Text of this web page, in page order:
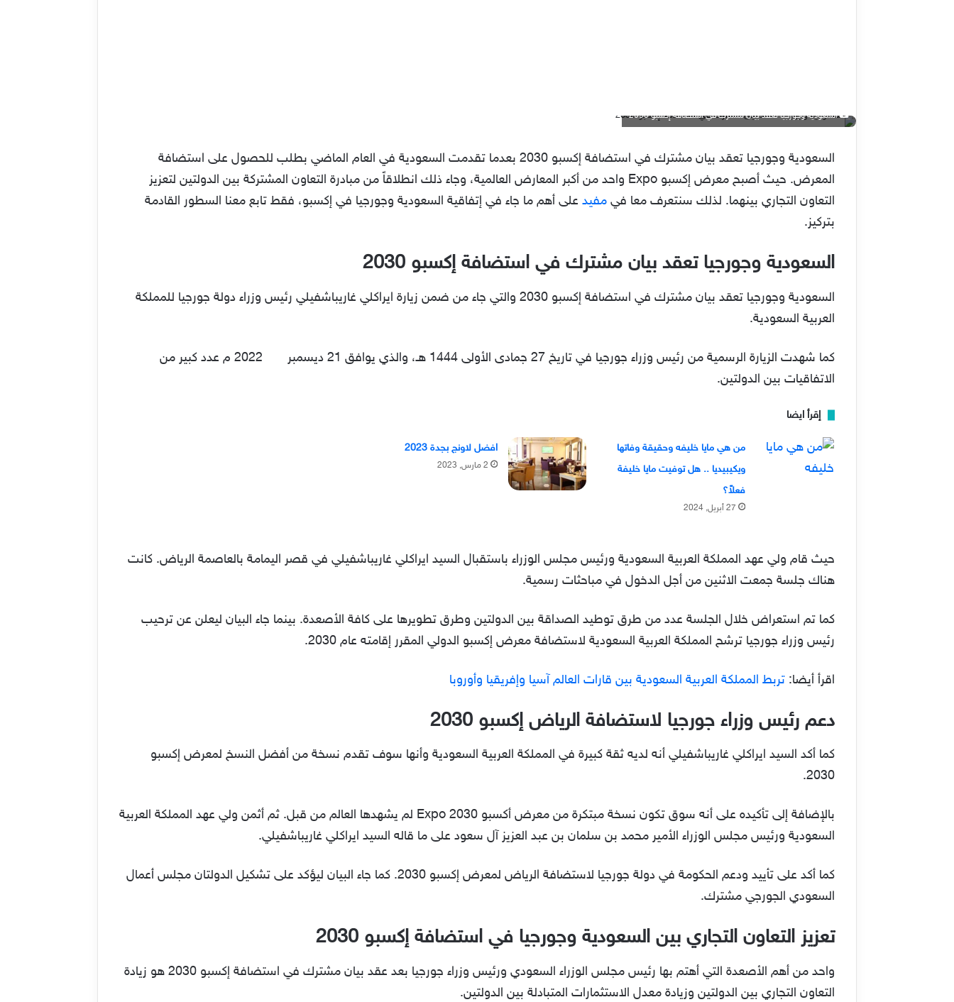
السعودية وجورجيا تعقد بيان مشترك في استضافة إكسبو 2030
السعودية وجورجيا تعقد بيان مشترك في استضافة إكسبو 2030 بعدما تقدمت السعودية في العام الماضي بطلب للحصول على استضافة
المعرض. حيث أصبح معرض إكسبو Expo واحد من أكبر المعارض العالمية، وجاء ذلك انطلاقاً من مبادرة التعاون المشتركة بين الدولتين لتعزيز
التعاون التجاري بينهما. لذلك سنتعرف معا في مفيد على أهم ما جاء في إتفاقية السعودية وجورجيا في إكسبو، فقط تابع معنا السطور القادمة
بتركيز.
السعودية وجورجيا تعقد بيان مشترك في استضافة إكسبو 2030
السعودية وجورجيا تعقد بيان مشترك في استضافة إكسبو 2030 والتي جاء من ضمن زيارة ايراكلي غاريباشفيلي رئيس وزراء دولة جورجيا للمملكة
العربية السعودية.
كما شهدت الزيارة الرسمية من رئيس وزراء جورجيا في تاريخ 27 جمادى الأولى 1444 هـ، والذي يوافق 21 ديسمبر 2022 م عدد كبير من
الاتفاقيات بين الدولتين.
إقرأ ايضا
من هي مايا خليفه وحقيقة وفاتها
ويكيبيديا .. هل توفيت مايا خليفة
فعلاً؟
27 أبريل, 2024
افضل لاونج بجدة 2023
2 مارس, 2023
حيث قام ولي عهد المملكة العربية السعودية ورئيس مجلس الوزراء باستقبال السيد ايراكلي غاريباشفيلي في قصر اليمامة بالعاصمة الرياض. كانت
هناك جلسة جمعت الاثنين من أجل الدخول في مباحثات رسمية.
كما تم استعراض خلال الجلسة عدد من طرق توطيد الصداقة بين الدولتين وطرق تطويرها على كافة الأصعدة. بينما جاء البيان ليعلن عن ترحيب
رئيس وزراء جورجيا ترشح المملكة العربية السعودية لاستضافة معرض إكسبو الدولي المقرر إقامته عام 2030.
اقرأ أيضا: تربط المملكة العربية السعودية بين قارات العالم آسيا وإفريقيا وأوروبا
دعم رئيس وزراء جورجيا لاستضافة الرياض إكسبو 2030
كما أكد السيد ايراكلي غاريباشفيلي أنه لديه ثقة كبيرة في المملكة العربية السعودية وأنها سوف تقدم نسخة من أفضل النسخ لمعرض إكسبو
2030.
بالإضافة إلى تأكيده على أنه سوق تكون نسخة مبتكرة من معرض أكسبو Expo 2030 لم يشهدها العالم من قبل. ثم أثمن ولي عهد المملكة العربية
السعودية ورئيس مجلس الوزراء الأمير محمد بن سلمان بن عبد العزيز آل سعود على ما قاله السيد ايراكلي غاريباشفيلي.
كما أكد على تأييد ودعم الحكومة في دولة جورجيا لاستضافة الرياض لمعرض إكسبو 2030. كما جاء البيان ليؤكد على تشكيل الدولتان مجلس أعمال
السعودي الجورجي مشترك.
تعزيز التعاون التجاري بين السعودية وجورجيا في استضافة إكسبو 2030
واحد من أهم الأصعدة التي أهتم بها رئيس مجلس الوزراء السعودي ورئيس وزراء جورجيا بعد عقد بيان مشترك في استضافة إكسبو 2030 هو زيادة
التعاون التجاري بين الدولتين وزيادة معدل الاستثمارات المتبادلة بين الدولتين.